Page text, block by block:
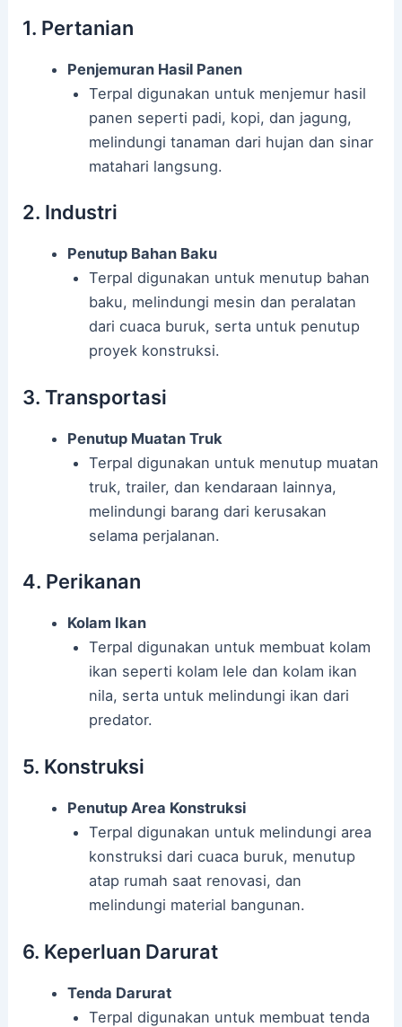
1. Pertanian
Penjemuran Hasil Panen
Terpal digunakan untuk menjemur hasil
panen seperti padi, kopi, dan jagung,
melindungi tanaman dari hujan dan sinar
matahari langsung.
2. Industri
Penutup Bahan Baku
Terpal digunakan untuk menutup bahan
baku, melindungi mesin dan peralatan
dari cuaca buruk, serta untuk penutup
proyek konstruksi.
3. Transportasi
Penutup Muatan Truk
Terpal digunakan untuk menutup muatan
truk, trailer, dan kendaraan lainnya,
melindungi barang dari kerusakan
selama perjalanan.
4. Perikanan
Kolam Ikan
Terpal digunakan untuk membuat kolam
ikan seperti kolam lele dan kolam ikan
nila, serta untuk melindungi ikan dari
predator.
5. Konstruksi
Penutup Area Konstruksi
Terpal digunakan untuk melindungi area
konstruksi dari cuaca buruk, menutup
atap rumah saat renovasi, dan
melindungi material bangunan.
6. Keperluan Darurat
Tenda Darurat
Terpal digunakan untuk membuat tenda